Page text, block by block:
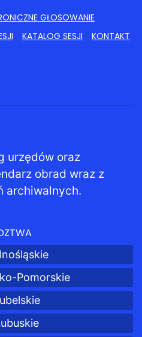
GŁOSOWANIE
KATALOG SESJI KONTAKT
urzędów oraz
obrad wraz z
archiwalnych.
Pomorskie